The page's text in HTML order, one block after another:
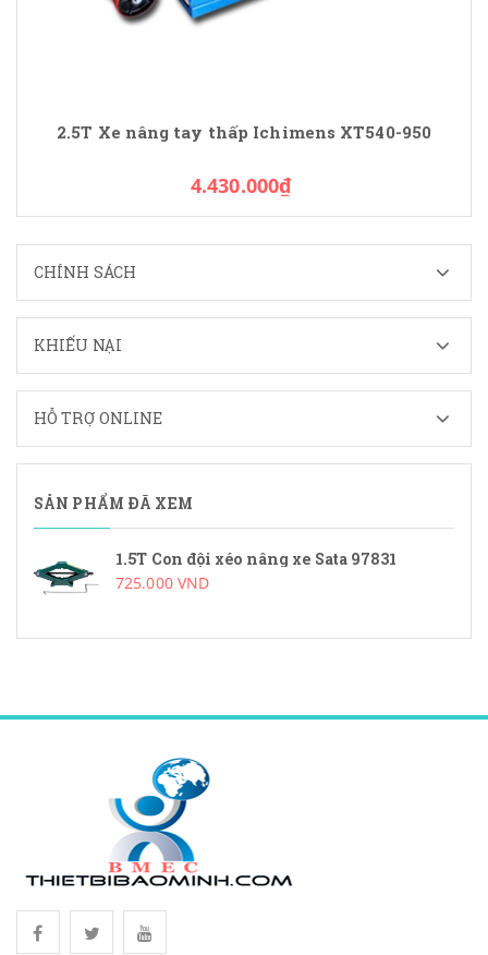
2.5T Xe nâng tay thấp Ichimens XT540-950
4.430.000₫
CHÍNH SÁCH
KHIẾU NẠI
HỖ TRỢ ONLINE
SẢN PHẨM ĐÃ XEM
1.5T Con đội xéo nâng xe Sata 97831
725.000 VND